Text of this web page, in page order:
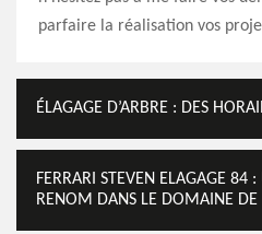
parfaire la réalisation vos
ÉLAGAGE D’ARBRE : DES
FERRARI STEVEN ELAGAGE 84
RENOM DANS LE DOMAINE DE